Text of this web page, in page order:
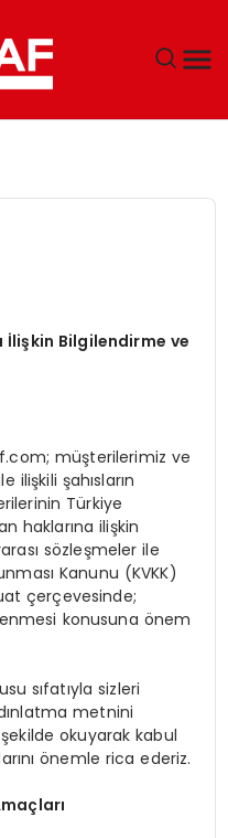
İlişkin Bilgilendirme ve
müşterilerimiz ve
ilişkili şahısların
Türkiye
haklarına ilişkin
sözleşmeler ile
Kanunu (KVKK)
çerçevesinde;
konusuna önem
sıfatıyla sizleri
metnini
okuyarak kabul
önemle rica ederiz.